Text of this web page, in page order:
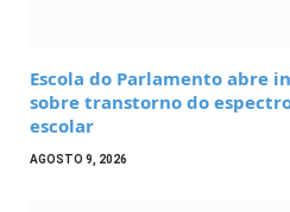
Escola do Parlamento abre
sobre transtorno do
escolar
AGOSTO 9, 2026